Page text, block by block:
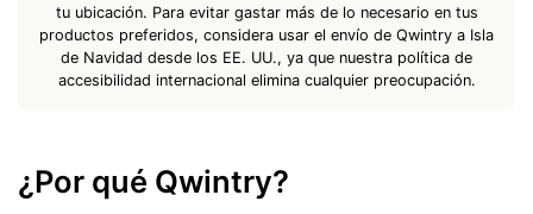
tu ubicación. Para evitar gastar más de lo necesario en tus
productos preferidos, considera usar el envío de Qwintry a Isla
de Navidad desde los EE. UU., ya que nuestra política de
accesibilidad internacional elimina cualquier preocupación.
¿Por qué Qwintry?